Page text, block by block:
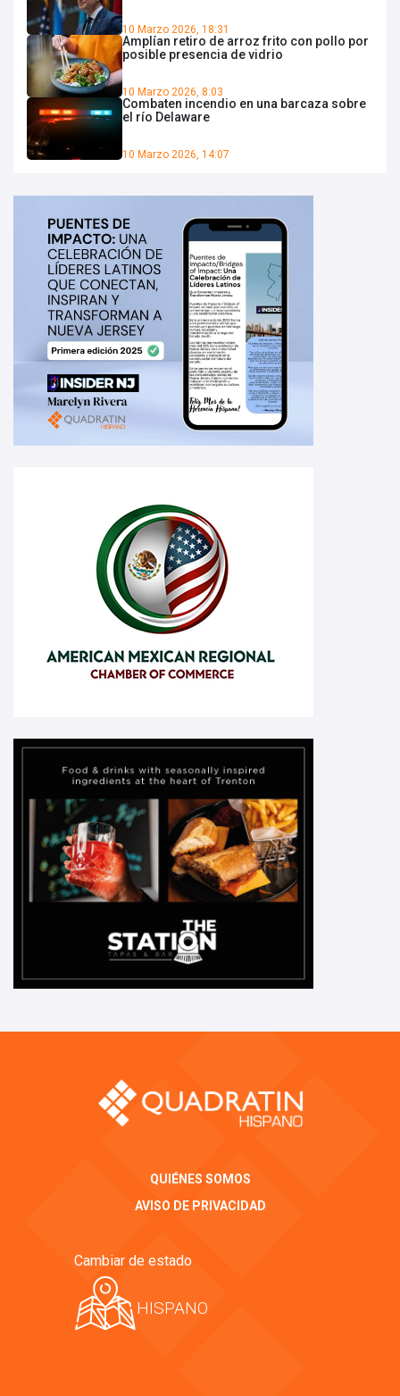
10 Marzo 2026, 18:31
Amplían retiro de arroz frito con pollo por
posible presencia de vidrio
10 Marzo 2026, 8:03
Combaten incendio en una barcaza sobre
el río Delaware
10 Marzo 2026, 14:07
QUIÉNES SOMOS
AVISO DE PRIVACIDAD
Cambiar de estado
HISPANO